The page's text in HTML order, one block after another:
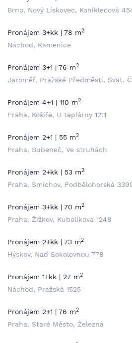
Brno, Nový Lískovec, Koniklecová
Pronájem 3+kk | 78 m2
Náchod, Kamenice
Pronájem 3+1 | 76 m2
Jaroměř, Pražské Předměstí, Svat.
Pronájem 4+1 | 110 m2
Praha, Košíře, U teplárny 1211
Pronájem 2+1 | 55 m2
Praha, Bubeneč, Ve struhách
Pronájem 2+kk | 53 m2
Praha, Smíchov, Podbělohorská
Pronájem 3+kk | 70 m2
Praha, Žižkov, Kubelíkova 1248
Pronájem 2+kk | 73 m2
Hýskov, Nad Sokolovnou 778
Pronájem 1+kk | 27 m2
Náchod, Pražská 1525
Pronájem 2+1 | 76 m2
Praha, Staré Město, Železná